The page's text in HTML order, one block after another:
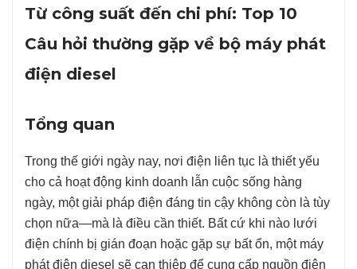
Từ công suất đến chi phí: Top 10
Câu hỏi thường gặp về bộ máy phát
điện diesel
Tổng quan
Trong thế giới ngày nay, nơi điện liên tục là thiết yếu
cho cả hoạt động kinh doanh lẫn cuộc sống hàng
ngày, một giải pháp điện đáng tin cậy không còn là tùy
chọn nữa—mà là điều cần thiết. Bất cứ khi nào lưới
điện chính bị gián đoạn hoặc gặp sự bất ổn, một máy
phát điện diesel sẽ can thiệp để cung cấp nguồn điện